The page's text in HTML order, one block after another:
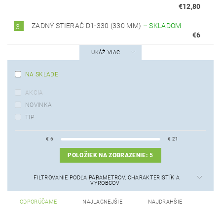
€12,80
3. ZADNÝ STIERAČ D1-330 (330 MM) –SKLADOM
€6
UKÁŽ VIAC
NA SKLADE
AKCIA
NOVINKA
TIP
€ 6 € 21
POLOŽIEK NA ZOBRAZENIE:5
FILTROVANIE PODĽA PARAMETROV, CHARAKTERISTÍK A
VÝROBCOV
ODPORÚČAME NAJLACNEJŠIE NAJDRAHŠIE